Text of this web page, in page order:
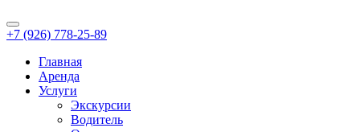
+7 (926) 778-25-89
Главная
Аренда
Услуги
Экскурсии
Водитель